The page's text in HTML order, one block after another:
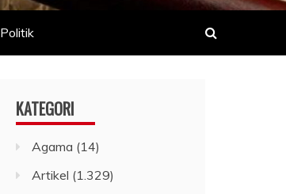
Politik
KATEGORI
Agama (14)
Artikel (1.329)